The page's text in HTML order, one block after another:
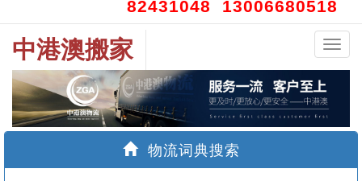
82431048 13006680518
中
港
中港澳搬家
物流词典搜索